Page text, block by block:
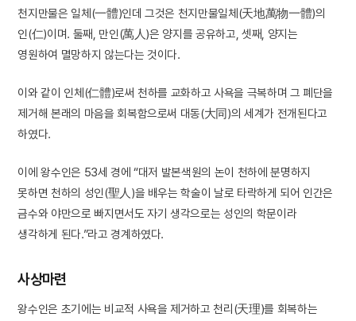
천지만물은 일체(一體)인데 그것은 천지만물일체(天地萬物一體)의
인(仁)이며. 둘째, 만인(萬人)은 양지를 공유하고, 셋째, 양지는
영원하여 멸망하지 않는다는 것이다.
이와 같이 인체(仁體)로써 천하를 교화하고 사욕을 극복하며 그 폐단을
제거해 본래의 마음을 회복함으로써 대동(大同)의 세계가 전개된다고
하였다.
이에 왕수인은 53세 경에 “대저 발본색원의 논이 천하에 분명하지
못하면 천하의 성인(聖人)을 배우는 학술이 날로 타락하게 되어 인간은
금수와 야만으로 빠지면서도 자기 생각으로는 성인의 학문이라
생각하게 된다.”라고 경계하였다.
사상마련
왕수인은 초기에는 비교적 사욕을 제거하고 천리(天理)를 회복하는